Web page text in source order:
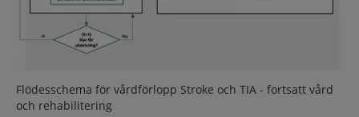
Flödesschema för vårdförlopp Stroke och TIA - fortsatt vård
och rehabilitering